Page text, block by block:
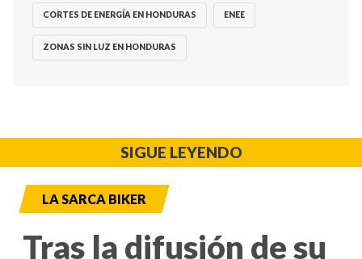
CORTES DE ENERGÍA EN HONDURAS ENEE
ZONAS SIN LUZ EN HONDURAS
SIGUE LEYENDO
LA SARCA BIKER
Tras la difusión de su